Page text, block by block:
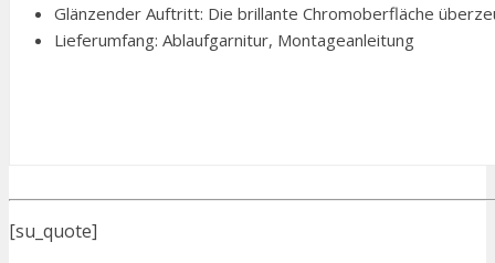
Glänzender Auftritt: Die brillante Chromoberfläche
Lieferumfang: Ablaufgarnitur, Montageanleitung
[su_quote]